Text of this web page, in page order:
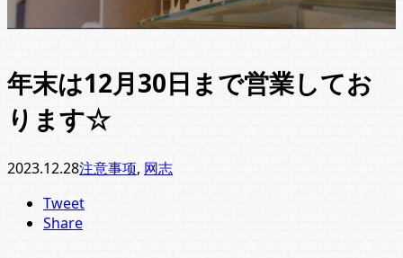
年末は12月30日まで営業してお
ります☆
2023.12.28注意事项, 网志
Tweet
Share